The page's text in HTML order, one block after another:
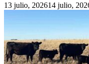
13 julio, 202614 julio,